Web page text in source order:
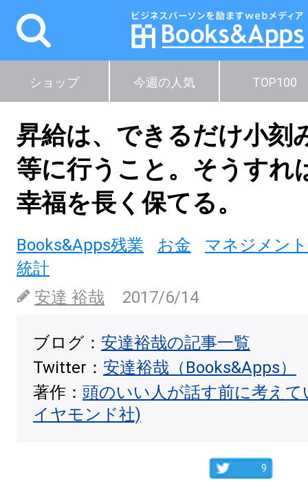
ショップ 今週の人気 TOP100
昇給は、できるだけ小刻
等に行うこと。そうすれ
幸福を長く保てる。
Books&Apps残業 お金
マネジメント
統計
安達 裕哉
2017/6/14
ブログ： 安達裕哉の記事一覧
Twitter： 安達裕哉（Books&Apps）
著作： 頭のいい人が話す前に考え
イヤモンド社)
9